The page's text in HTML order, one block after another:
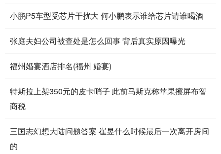
小鹏P5车型受芯片干扰大 何小鹏表示谁给芯片请谁喝酒
张庭夫妇公司被查处是怎么回事 背后真实原因曝光
福州婚宴酒店排名(福州 婚宴)
特斯拉上架350元的皮卡哨子 此前马斯克称苹果擦屏布智
商税
三国志幻想大陆问题答案 崔昱什么时候最后一次离开房间
的